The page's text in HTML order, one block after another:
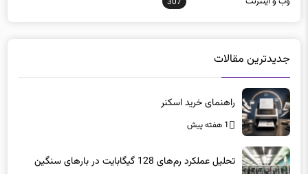
جدیدترین مقالات
راهنمای خرید اسکنر
1 هفته پیش
تحلیل عملکرد رم‌های 128 گیگابایت در بارهای سنگین